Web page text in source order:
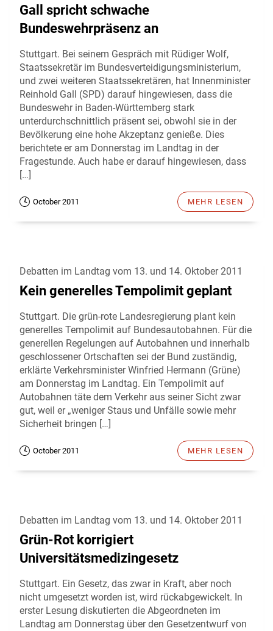
Gall spricht schwache
Bundeswehrpräsenz an
Stuttgart. Bei seinem Gespräch mit Rüdiger Wolf,
Staatssekretär im Bundesverteidigungsministerium,
und zwei weiteren Staatssekretären, hat Innenminister
Reinhold Gall (SPD) darauf hingewiesen, dass die
Bundeswehr in Baden-Württemberg stark
unterdurchschnittlich präsent sei, obwohl sie in der
Bevölkerung eine hohe Akzeptanz genieße. Dies
berichtete er am Donnerstag im Landtag in der
Fragestunde. Auch habe er darauf hingewiesen, dass
[…]
October 2011 MEHR LESEN
Debatten im Landtag vom 13. und 14. Oktober 2011
Kein generelles Tempolimit geplant
Stuttgart. Die grün-rote Landesregierung plant kein
generelles Tempolimit auf Bundesautobahnen. Für die
generellen Regelungen auf Autobahnen und innerhalb
geschlossener Ortschaften sei der Bund zuständig,
erklärte Verkehrsminister Winfried Hermann (Grüne)
am Donnerstag im Landtag. Ein Tempolimit auf
Autobahnen täte dem Verkehr aus seiner Sicht zwar
gut, weil er „weniger Staus und Unfälle sowie mehr
Sicherheit bringen […]
October 2011 MEHR LESEN
Debatten im Landtag vom 13. und 14. Oktober 2011
Grün-Rot korrigiert
Universitätsmedizingesetz
Stuttgart. Ein Gesetz, das zwar in Kraft, aber noch
nicht umgesetzt worden ist, wird rückabgewickelt. In
erster Lesung diskutierten die Abgeordneten im
Landtag am Donnerstag über den Gesetzentwurf von